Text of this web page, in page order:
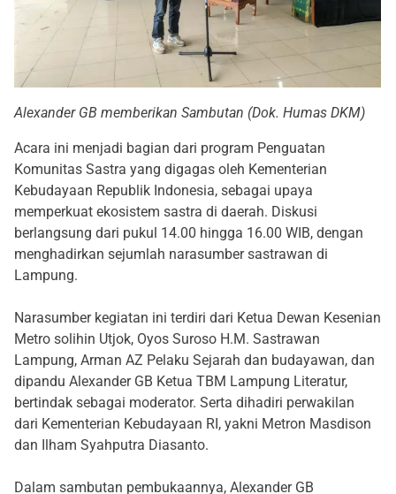
Alexander GB memberikan Sambutan (Dok. Humas DKM)
Acara ini menjadi bagian dari program Penguatan
Komunitas Sastra yang digagas oleh Kementerian
Kebudayaan Republik Indonesia, sebagai upaya
memperkuat ekosistem sastra di daerah. Diskusi
berlangsung dari pukul 14.00 hingga 16.00 WIB, dengan
menghadirkan sejumlah narasumber sastrawan di
Lampung.
Narasumber kegiatan ini terdiri dari Ketua Dewan Kesenian
Metro solihin Utjok, Oyos Suroso H.M. Sastrawan
Lampung, Arman AZ Pelaku Sejarah dan budayawan, dan
dipandu Alexander GB Ketua TBM Lampung Literatur,
bertindak sebagai moderator. Serta dihadiri perwakilan
dari Kementerian Kebudayaan RI, yakni Metron Masdison
dan Ilham Syahputra Diasanto.
Dalam sambutan pembukaannya, Alexander GB